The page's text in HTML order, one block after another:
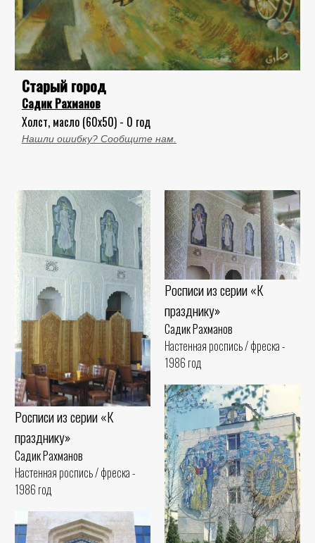
Старый город
Садик Рахманов
Холст, масло (60x50) - 0 год
Нашли ошибку? Сообщите нам.
Росписи из серии «К
празднику»
Садик Рахманов
Настенная роспись / фреска -
1986 год
Росписи из серии «К
празднику»
Садик Рахманов
Настенная роспись / фреска -
1986 год